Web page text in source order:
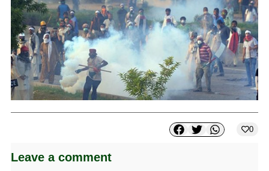
0
Leave a comment